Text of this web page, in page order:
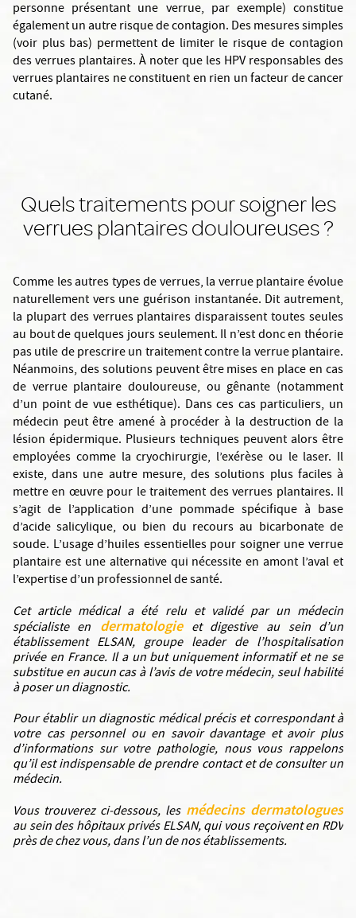
personne présentant une verrue, par exemple) constitue
également un autre risque de contagion. Des mesures simples
(voir plus bas) permettent de limiter le risque de contagion
des verrues plantaires. À noter que les HPV responsables des
verrues plantaires ne constituent en rien un facteur de cancer
cutané.
Quels traitements pour soigner les
verrues plantaires douloureuses ?
Comme les autres types de verrues, la verrue plantaire évolue
naturellement vers une guérison instantanée. Dit autrement,
la plupart des verrues plantaires disparaissent toutes seules
au bout de quelques jours seulement. Il n’est donc en théorie
pas utile de prescrire un traitement contre la verrue plantaire.
Néanmoins, des solutions peuvent être mises en place en cas
de verrue plantaire douloureuse, ou gênante (notamment
d’un point de vue esthétique). Dans ces cas particuliers, un
médecin peut être amené à procéder à la destruction de la
lésion épidermique. Plusieurs techniques peuvent alors être
employées comme la cryochirurgie, l’exérèse ou le laser. Il
existe, dans une autre mesure, des solutions plus faciles à
mettre en œuvre pour le traitement des verrues plantaires. Il
s’agit de l’application d’une pommade spécifique à base
d’acide salicylique, ou bien du recours au bicarbonate de
soude. L’usage d’huiles essentielles pour soigner une verrue
plantaire est une alternative qui nécessite en amont l’aval et
l’expertise d’un professionnel de santé.
Cet article médical a été relu et validé par un médecin
spécialiste en dermatologie et digestive au sein d’un
établissement ELSAN, groupe leader de l’hospitalisation
privée en France. Il a un but uniquement informatif et ne se
substitue en aucun cas à l’avis de votre médecin, seul habilité
à poser un diagnostic.
Pour établir un diagnostic médical précis et correspondant à
votre cas personnel ou en savoir davantage et avoir plus
d’informations sur votre pathologie, nous vous rappelons
qu’il est indispensable de prendre contact et de consulter un
médecin.
Vous trouverez ci-dessous, les médecins dermatologues
au sein des hôpitaux privés ELSAN, qui vous reçoivent en RDV
près de chez vous, dans l’un de nos établissements.